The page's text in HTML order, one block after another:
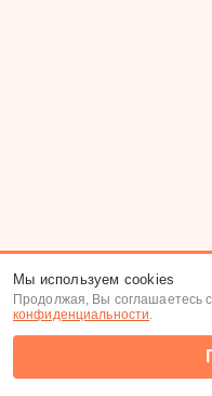
Мы используем cookies
Продолжая, Вы соглашаетесь
конфиденциальности.